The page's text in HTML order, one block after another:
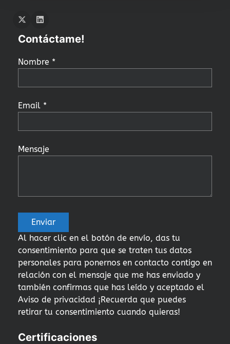
TwitterLInkedIn
Contáctame!
Nombre *
Email *
Mensaje
Al hacer clic en el botón de envío, das tu
consentimiento para que se traten tus datos
personales para ponernos en contacto contigo en
relación con el mensaje que me has enviado y
también confirmas que has leído y aceptado el
Aviso de privacidad ¡Recuerda que puedes
retirar tu consentimiento cuando quieras!
Certificaciones